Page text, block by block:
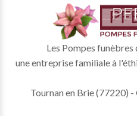
Les Pompes funèbres
une entreprise familiale à
Tournan en Brie (77220)